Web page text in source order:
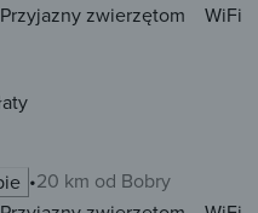
Przyjazny zwierzętom
WiFi
20 km od Bobry